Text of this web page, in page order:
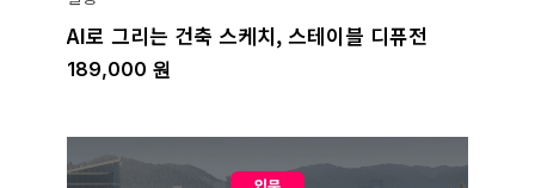
AI로 그리는 건축 스케치, 스테이블 디퓨전
189,000 원